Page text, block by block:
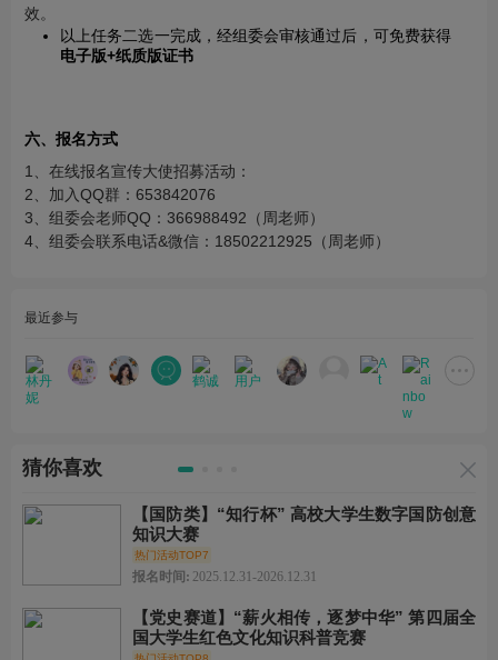
效。
以上任务二选一完成，经组委会审核通过后，可免费获得
电子版+纸质版证书
六、报名方式
1、在线报名宣传大使招募活动：
2、加入QQ群：653842076
3、组委会老师QQ：366988492（周老师）
4、组委会联系电话&微信：18502212925（周老师）
最近参与
猜你喜欢
【国防类】“知行杯” 高校大学生数字国防创意
知识大赛
热门活动TOP7
报名时间: 2025.12.31-2026.12.31
【党史赛道】“薪火相传，逐梦中华” 第四届全
国大学生红色文化知识科普竞赛